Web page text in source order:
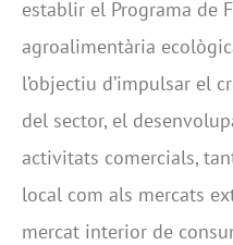
establir el Programa de
agroalimentària
l’objectiu d’impulsar el
del sector, el
activitats comercials,
local com als mercats
mercat interior de